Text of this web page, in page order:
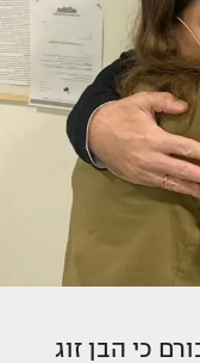
כי הבן זוג